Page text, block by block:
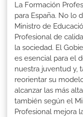
La Formación
para España. No lo
Ministro de
Profesional de
la sociedad. El
es esencial para el
nuestra juventud y,
reorientar su
alcanzar las más
también según el
Profesional mejora